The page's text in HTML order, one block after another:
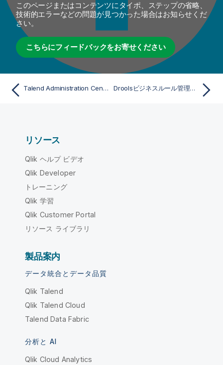
このページまたはコンテンツにタイポ、ステップの省略、
技術的エラーなどの問題が見つかった場合はお知らせくだ
さい。
こちらにフィードバックをお寄せください
Talend Administration CenterでTalend Activity Monitoring Consoleを設定 Droolsビジネスルール管理システム(BRMS)を手動でインストール
リソース
Qlik ヘルプ ビデオ
Qlik Developer
トレーニング
Qlik 学習
Qlik Customer Portal
リソース ライブラリ
製品案内
データ統合とデータ品質
Qlik Talend
Qlik Talend Cloud
Talend Data Fabric
分析と AI
Qlik Cloud Analytics